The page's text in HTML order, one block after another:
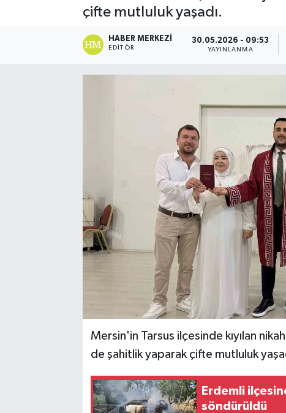
çifte mutluluk yaşadı.
HABER MERKEZI
EDITÖR
30.05.2026 - 09:53
YAYINLANMA
Mersin'in Tarsus ilçesinde kıyılan
de şahitlik yaparak çifte mutluluk
Erdemli
söndürüldü